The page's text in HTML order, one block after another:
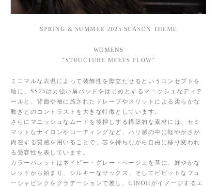
SPRING & SUMMER 2025 SEASON THEME
WOMENS
“STRUCTURE MEETS FLOW”
ミニマルな表現によって装飾性を際立たせるというコンセプトを
軸に、SS25は力強い肩パッドをはじめとするマニッシュなディテ
ールと、背面や袖に施されたドレープやスリットによる柔らかな
動きとのコントラストを大きな特徴としています。
さらにマニッシュなムードを後押しする構築的な素材には、セミ
マットなナイロンやコーティングなど、ハリ感の中に軽やかさが
内在する質感を用いることで、芯を持ちながら自由に移り変われ
る受容性を表しています。
カラーパレットはネイビー・グレー・ベージュを基に、鮮やかな
レッドから始まり、シルキーなサックス、そしてビビットなフュ
ーシャピンクをグラデーションで差し、CINOHがイメージするエ